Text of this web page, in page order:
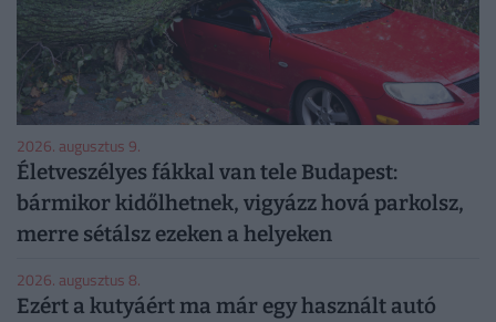
2026. augusztus 9.
Életveszélyes fákkal van tele Budapest:
bármikor kidőlhetnek, vigyázz hová parkolsz,
merre sétálsz ezeken a helyeken
2026. augusztus 8.
Ezért a kutyáért ma már egy használt autó